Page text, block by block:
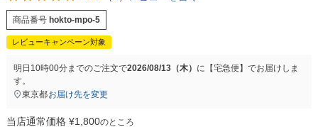
商品番号 hokto-mpo-5
レビューキャンペーン対象
明日 10時00分までのご注文で2026/08/13（木） に 【宅急便】 でお届けしま
す。
東京都お届け先を変更
当店通常価格 ¥1,800のところ